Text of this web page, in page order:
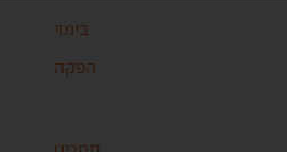
בימוי
הפקה